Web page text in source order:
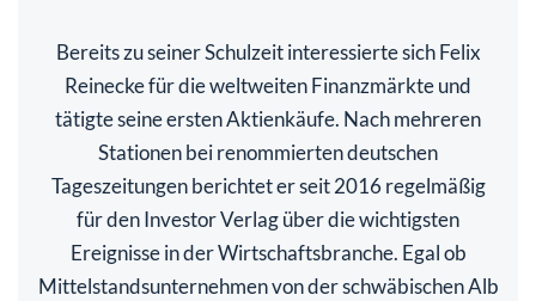
Bereits zu seiner Schulzeit interessierte sich Felix
Reinecke für die weltweiten Finanzmärkte und
tätigte seine ersten Aktienkäufe. Nach mehreren
Stationen bei renommierten deutschen
Tageszeitungen berichtet er seit 2016 regelmäßig
für den Investor Verlag über die wichtigsten
Ereignisse in der Wirtschaftsbranche. Egal ob
Mittelstandsunternehmen von der schwäbischen Alb